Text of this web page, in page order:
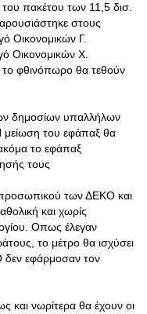
πακέτου των 11,5 δισ.
στους
Οικονομικών Γ.
Οικονομικών Χ.
το φθινόπωρο θα τεθούν
δημοσίων υπαλλήλων
μείωση του εφάπαξ θα
το εφάπαξ
τους
προσωπικού των ΔΕΚΟ και
και χωρίς
Οπως έλεγαν
το μέτρο θα ισχύσει
δεν εφάρμοσαν τον
και νωρίτερα θα έχουν οι